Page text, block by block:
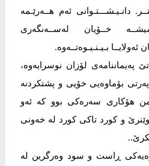
دانـیـشـــتـوانی ئەم هــەرێـمە
خــۆیان لەســەنگەری
ئەولایــا بـیـنـیـوەتــەوە.
١٠٠ ساڵ کاتێ پەیماننامەی لۆزان نوسرایەوە،
بۆماوەیی خۆیی و پشتکردنە
هۆکاری سەرەکی بوو کە ئەو
و کورد تاکی کورد لە خەونی
ڕاست و سود وەرگرین لە